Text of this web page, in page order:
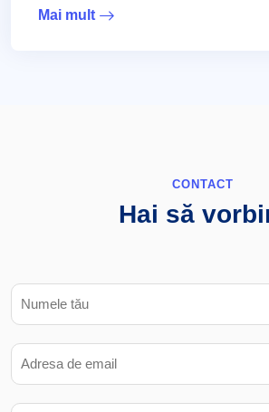
Mai mult
CONTACT
Hai să